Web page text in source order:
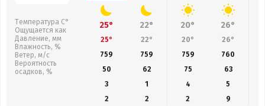
Температура С°
Ощущается как
Давление, мм
Влажность, %
Ветер, м/с
Вероятность
осадков, %
25° 22° 20° 26°
25° 22° 20° 26°
759
759 759 760
50
62 75 63
3
1 4
5
2
2 2 9